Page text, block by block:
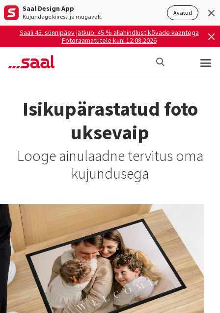
Saal Design App
Kujundage kiiresti ja mugavalt. Avatud
Saali 45. sünnipäev jätkub: 45 % allahindlust kõvade kaantega
Fotoraamatutele kuni 12.08.2026
Isikupärastatud foto
uksevaip
Looge ainulaadne tervitus oma
kujundusega